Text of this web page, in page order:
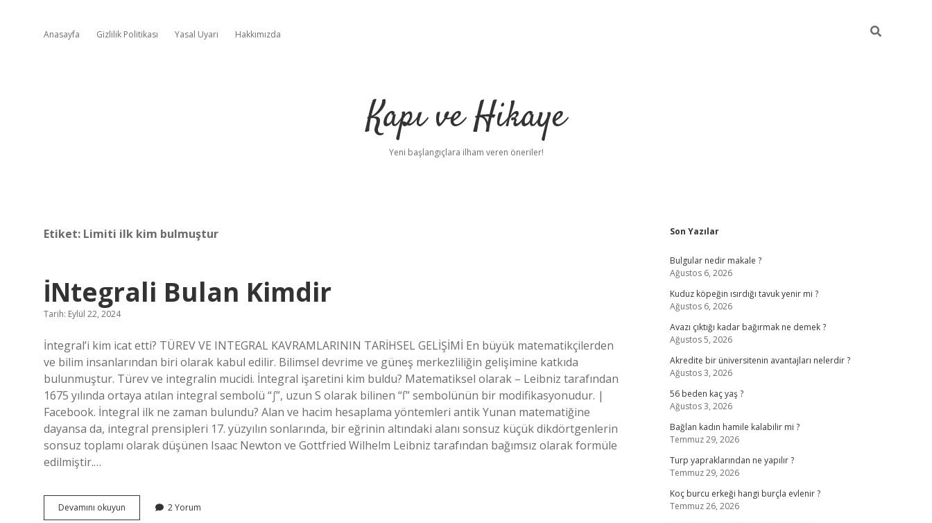
Anasayfa Gizlilik Politikası Yasal Uyarı Hakkımızda
Kapı ve Hikaye
Yeni başlangıçlara ilham veren öneriler!
Etiket: Limiti ilk kim bulmuştur
İNtegrali Bulan Kimdir
Tarih: Eylül 22, 2024
İntegral’i kim icat etti? TÜREV VE INTEGRAL KAVRAMLARININ TARİHSEL GELİŞİMİ En büyük matematikçilerden
ve bilim insanlarından biri olarak kabul edilir. Bilimsel devrime ve güneş merkezliliğin gelişimine katkıda
bulunmuştur. Türev ve integralin mucidi. İntegral işaretini kim buldu? Matematiksel olarak – Leibniz tarafından
1675 yılında ortaya atılan integral sembolü “∫”, uzun S olarak bilinen “ſ” sembolünün bir modifikasyonudur. |
Facebook. İntegral ilk ne zaman bulundu? Alan ve hacim hesaplama yöntemleri antik Yunan matematiğine
dayansa da, integral prensipleri 17. yüzyılın sonlarında, bir eğrinin altındaki alanı sonsuz küçük dikdörtgenlerin
sonsuz toplamı olarak düşünen Isaac Newton ve Gottfried Wilhelm Leibniz tarafından bağımsız olarak formüle
edilmiştir.…
Devamını okuyun İNtegrali
Bulan
2 Yorum
Sidebar
Son Yazılar
Bulgular nedir makale ?
Ağustos 6, 2026
Kuduz köpeğin ısırdığı tavuk yenir mi ?
Ağustos 6, 2026
Avazı çıktığı kadar bağırmak ne demek ?
Ağustos 5, 2026
Akredite bir üniversitenin avantajları nelerdir ?
Ağustos 3, 2026
56 beden kaç yaş ?
Ağustos 3, 2026
Bağlan kadın hamile kalabilir mi ?
Temmuz 29, 2026
Turp yapraklarından ne yapılır ?
Temmuz 29, 2026
Koç burcu erkeği hangi burçla evlenir ?
Temmuz 26, 2026